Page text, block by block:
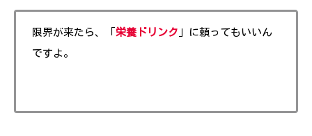
限界が来たら、「 栄養ドリンク 」に頼ってもいいん
ですよ。